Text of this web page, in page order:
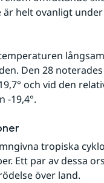
helt ovanligt
Den 28
och vid den
-19,4°.
tropiska
Ett par av dessa
över land.